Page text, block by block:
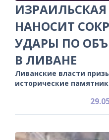
НАНОСИТ
УДАРЫ ПО
В ЛИВАНЕ
Ливанские власти
исторические